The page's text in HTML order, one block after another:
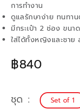
฿840
การทำงาน
ดูแลรักษาง่าย ทนทา
มีกระเป๋า 2 ช่อง ขน
ใส่ได้ทั้งหญิงและชาย
ชุด Set of 1